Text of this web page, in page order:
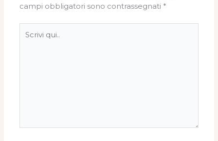
campi obbligatori sono contrassegnati *
qui..